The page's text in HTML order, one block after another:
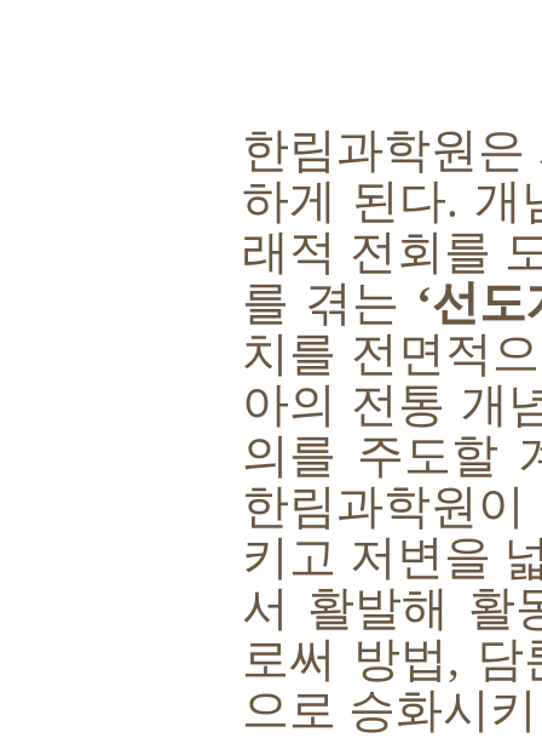
한림과학원
하게 된다. 개
래적 전회를
를 겪는 ‘선도
치를 전면적
아의 전통 개
의를 주도할
한림과학원
키고 저변을
서 활발해 활
로써 방법, 담
으로 승화시